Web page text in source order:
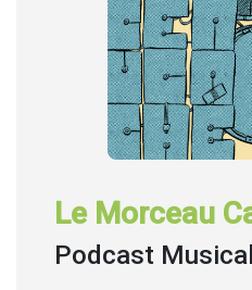
Le Morceau
Podcast Musical